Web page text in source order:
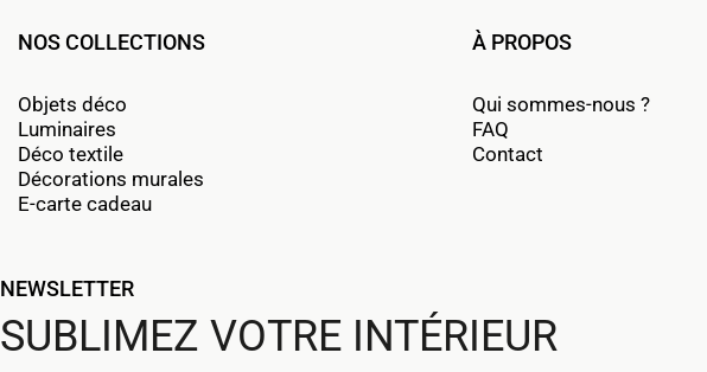
NOS COLLECTIONS
Objets déco
Luminaires
Déco textile
Décorations murales
E-carte cadeau
À PROPOS
Qui sommes-nous ?
FAQ
Contact
NEWSLETTER
SUBLIMEZ VOTRE INTÉRIEUR